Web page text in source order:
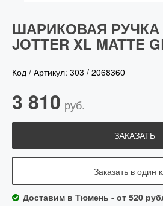
ШАРИКОВАЯ РУЧКА
JOTTER XL MATTE
Код / Артикул: 303 / 2068360
3 810 руб.
ЗАКАЗАТЬ
Заказать в один
Доставим в Тюмень - от 520